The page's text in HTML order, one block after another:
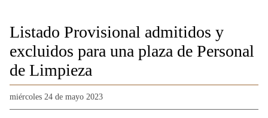
Listado Provisional admitidos y
excluidos para una plaza de Personal
de Limpieza
miércoles 24 de mayo 2023